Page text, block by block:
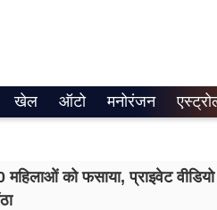
खेल ऑटो मनोरंजन
को फसाया, प्राइवेट